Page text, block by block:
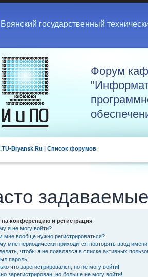
Брянский государственный
Форум
Bryansk.Ru | Список форумов
на конференцию и регистрация
я не могу войти?
мне вообще нужно регистрироваться?
мне периодически приходится повторять ввод
чтобы я не появлялся в списке активных
пароль!
что зарегистрировался, но не могу войти!
зарегистрирован, но больше не могу войти!